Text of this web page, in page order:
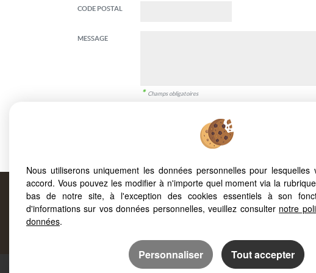
CODE POSTAL
MESSAGE
* Champs obligatoires
Informé(e) de la possibilité de m'opposer à l'utilisation de mes
), j'autorise FORCAPRIMM
politique de protection des données
Proposé par
Nous utiliserons uniquement les données personnelles pour
accord. Vous pouvez les modifier à n'importe quel moment via la
bas de notre site, à l'exception des cookies essentiels à son
d'informations sur vos données personnelles, veuillez consulter notre
données.
Personnaliser Tout accepter